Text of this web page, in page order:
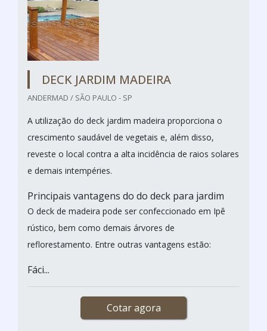
DECK JARDIM MADEIRA
ANDERMAD / SÃO PAULO - SP
A utilização do deck jardim madeira proporciona o
crescimento saudável de vegetais e, além disso,
reveste o local contra a alta incidência de raios solares
e demais intempéries.
Principais vantagens do do deck para jardim
O deck de madeira pode ser confeccionado em Ipê
rústico, bem como demais árvores de
reflorestamento. Entre outras vantagens estão:
Fáci...
Cotar agora